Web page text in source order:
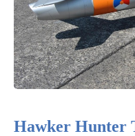
Hawker Hunter